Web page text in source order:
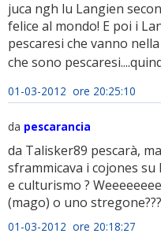
juca ngh lu Langien
felice al mondo! E poi i
pescaresi che vanno
che sono
01-03-2012 ore 20:25:10
da pescarancia
da Talisker89 pescarà,
sframmicava i cojones
e culturismo ?
(mago) o uno stregone???
01-03-2012 ore 20:18:27